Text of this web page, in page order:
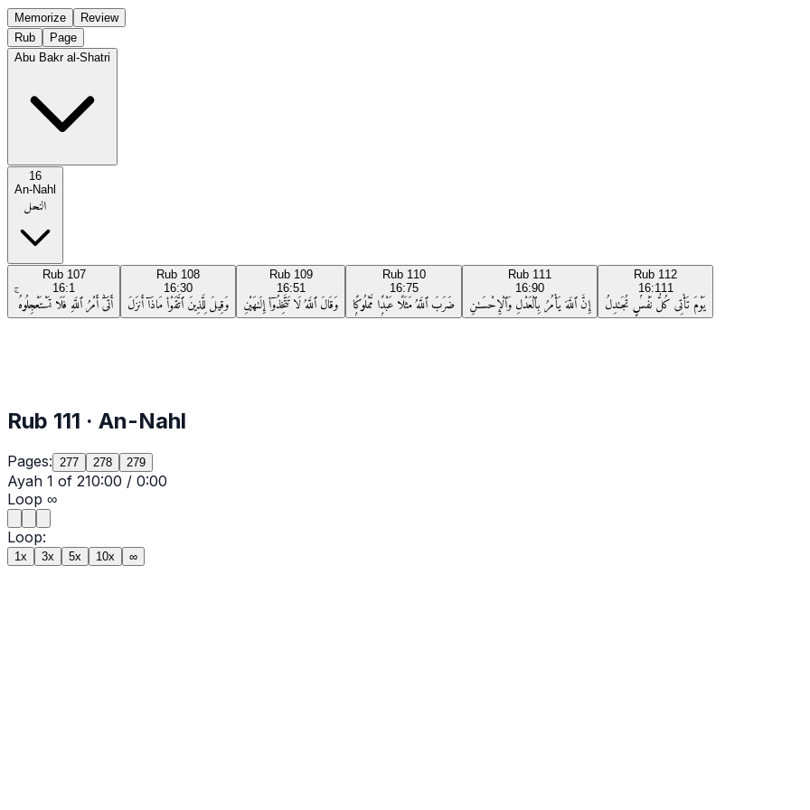
Memorize
Review
Rub
Page
Abu Bakr al-Shatri
16
An-Nahl
النحل
Rub 107
16:1
أَتَىٰٓ أَمْرُ ٱللَّهِ فَلَا تَسْتَعْجِلُوهُ ۚ
Rub 108
16:30
وَقِيلَ لِلَّذِينَ ٱتَّقَوْا۟ مَاذَآ أَنزَلَ
Rub 109
16:51
وَقَالَ ٱللَّهُ لَا تَتَّخِذُوٓا۟ إِلَـٰهَيْنِ
Rub 110
16:75
ضَرَبَ ٱللَّهُ مَثَلًا عَبْدًۭا مَّمْلُوكًۭا
Rub 111
16:90
إِنَّ ٱللَّهَ يَأْمُرُ بِٱلْعَدْلِ وَٱلْإِحْسَـٰنِ
Rub 112
16:111
يَوْمَ تَأْتِى كُلُّ نَفْسٍۢ تُجَـٰدِلُ
Rub 111 · An-Nahl
Pages: 277 278 279
Ayah 1 of 210:00 / 0:00
Loop ∞
Loop:
1x 3x 5x 10x ∞